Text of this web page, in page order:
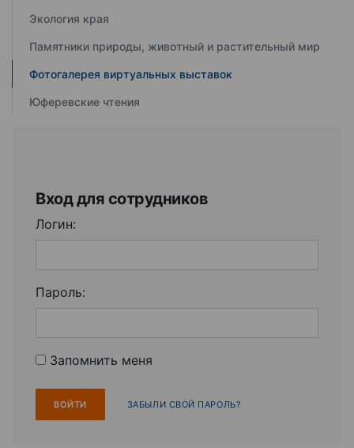
Экология края
Памятники природы, животный и растительный мир
Фотогалерея виртуальных выставок
Юферевские чтения
Вход для сотрудников
Логин:
Пароль:
Запомнить меня
ЗАБЫЛИ СВОЙ ПАРОЛЬ?